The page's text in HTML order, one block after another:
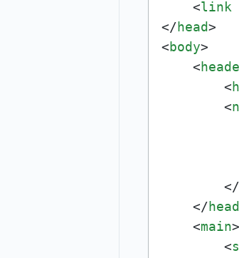
<link
</head>
<body>
<
<
<
</
</
<main>
<